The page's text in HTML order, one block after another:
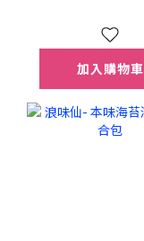
加入購物車